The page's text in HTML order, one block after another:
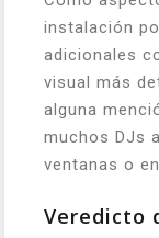
instalación
adicionales
visual más
alguna
muchos DJs
ventanas o
Veredicto